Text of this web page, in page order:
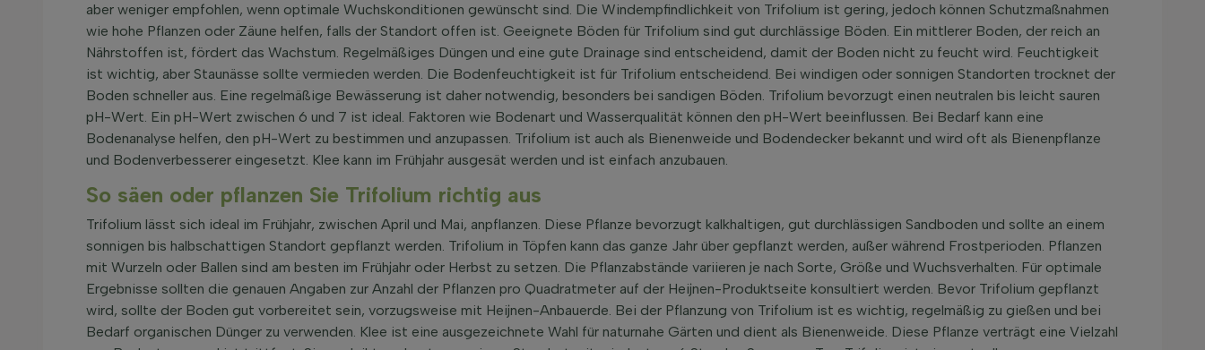
aber weniger empfohlen, wenn optimale Wuchskonditionen gewünscht sind. Die Windempfindlichkeit von Trifolium ist gering, jedoch können Schutzmaßnahmen
wie hohe Pflanzen oder Zäune helfen, falls der Standort offen ist. Geeignete Böden für Trifolium sind gut durchlässige Böden. Ein mittlerer Boden, der reich an
Nährstoffen ist, fördert das Wachstum. Regelmäßiges Düngen und eine gute Drainage sind entscheidend, damit der Boden nicht zu feucht wird. Feuchtigkeit
ist wichtig, aber Staunässe sollte vermieden werden. Die Bodenfeuchtigkeit ist für Trifolium entscheidend. Bei windigen oder sonnigen Standorten trocknet der
Boden schneller aus. Eine regelmäßige Bewässerung ist daher notwendig, besonders bei sandigen Böden. Trifolium bevorzugt einen neutralen bis leicht sauren
pH-Wert. Ein pH-Wert zwischen 6 und 7 ist ideal. Faktoren wie Bodenart und Wasserqualität können den pH-Wert beeinflussen. Bei Bedarf kann eine
Bodenanalyse helfen, den pH-Wert zu bestimmen und anzupassen. Trifolium ist auch als Bienenweide und Bodendecker bekannt und wird oft als Bienenpflanze
und Bodenverbesserer eingesetzt. Klee kann im Frühjahr ausgesät werden und ist einfach anzubauen.
So säen oder pflanzen Sie Trifolium richtig aus
Trifolium lässt sich ideal im Frühjahr, zwischen April und Mai, anpflanzen. Diese Pflanze bevorzugt kalkhaltigen, gut durchlässigen Sandboden und sollte an einem
sonnigen bis halbschattigen Standort gepflanzt werden. Trifolium in Töpfen kann das ganze Jahr über gepflanzt werden, außer während Frostperioden. Pflanzen
mit Wurzeln oder Ballen sind am besten im Frühjahr oder Herbst zu setzen. Die Pflanzabstände variieren je nach Sorte, Größe und Wuchsverhalten. Für optimale
Ergebnisse sollten die genauen Angaben zur Anzahl der Pflanzen pro Quadratmeter auf der Heijnen-Produktseite konsultiert werden. Bevor Trifolium gepflanzt
wird, sollte der Boden gut vorbereitet sein, vorzugsweise mit Heijnen-Anbauerde. Bei der Pflanzung von Trifolium ist es wichtig, regelmäßig zu gießen und bei
Bedarf organischen Dünger zu verwenden. Klee ist eine ausgezeichnete Wahl für naturnahe Gärten und dient als Bienenweide. Diese Pflanze verträgt eine Vielzahl